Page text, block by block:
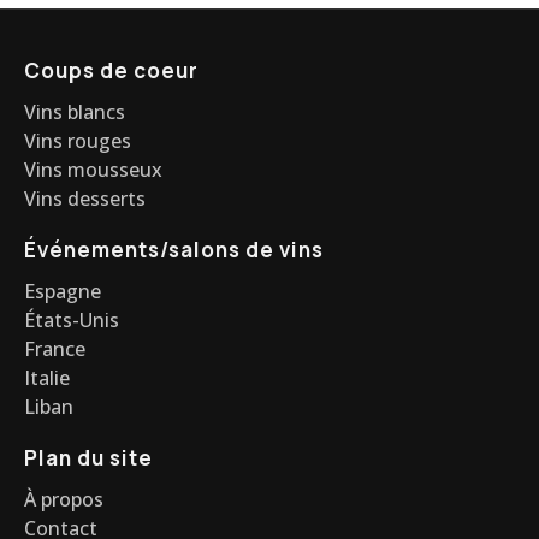
Coups de coeur
Vins blancs
Vins rouges
Vins mousseux
Vins desserts
Événements/salons de vins
Espagne
États-Unis
France
Italie
Liban
Plan du site
À propos
Contact